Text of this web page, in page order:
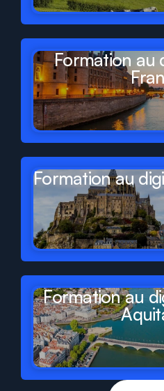
Formation au
Formation au
Formation au